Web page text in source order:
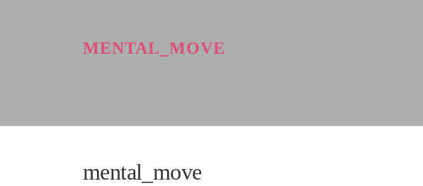
MENTAL_MOVE
mental_move